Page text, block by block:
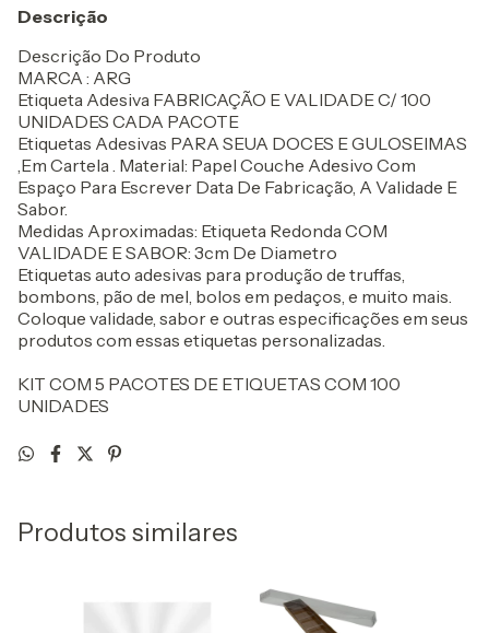
Descrição
Descrição Do Produto
MARCA : ARG
Etiqueta Adesiva FABRICAÇÃO E VALIDADE C/ 100
UNIDADES CADA PACOTE
Etiquetas Adesivas PARA SEUA DOCES E GULOSEIMAS
,Em Cartela . Material: Papel Couche Adesivo Com
Espaço Para Escrever Data De Fabricação, A Validade E
Sabor.
Medidas Aproximadas: Etiqueta Redonda COM
VALIDADE E SABOR: 3cm De Diametro
Etiquetas auto adesivas para produção de truffas,
bombons, pão de mel, bolos em pedaços, e muito mais.
Coloque validade, sabor e outras especificações em seus
produtos com essas etiquetas personalizadas.
KIT COM 5 PACOTES DE ETIQUETAS COM 100
UNIDADES
Produtos similares